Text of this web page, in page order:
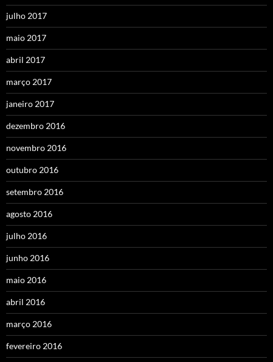
julho 2017
maio 2017
abril 2017
março 2017
janeiro 2017
dezembro 2016
novembro 2016
outubro 2016
setembro 2016
agosto 2016
julho 2016
junho 2016
maio 2016
abril 2016
março 2016
fevereiro 2016